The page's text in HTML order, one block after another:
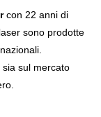
con 22 anni di
sono prodotte
sul mercato